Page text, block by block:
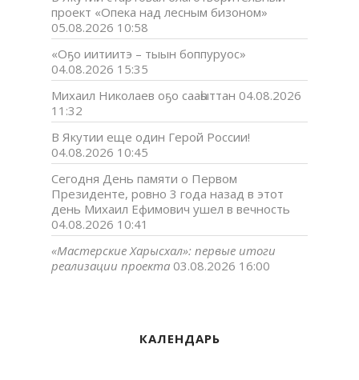
проект «Опека над лесным бизоном»
05.08.2026 10:58
«Оҕо иитиитэ – тыын боппуруос»
04.08.2026 15:35
Михаил Николаев оҕо сааһыттан 04.08.2026
11:32
В Якутии еще один Герой России!
04.08.2026 10:45
Сегодня День памяти о Первом
Президенте, ровно 3 года назад в этот
день Михаил Ефимович ушел в вечность
04.08.2026 10:41
«Мастерские Харысхал»: первые итоги
реализации проекта 03.08.2026 16:00
КАЛЕНДАРЬ